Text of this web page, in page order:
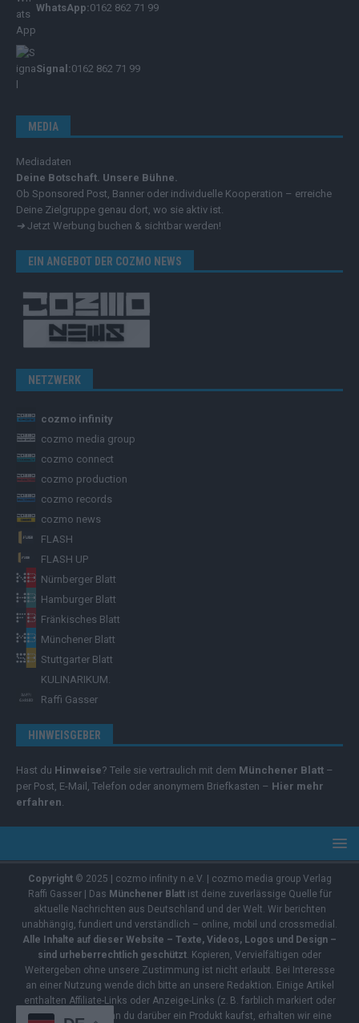
WhatsApp:0162 862 71 99
Signal:0162 862 71 99
MEDIA
Mediadaten
Deine Botschaft. Unsere Bühne.
Ob Sponsored Post, Banner oder individuelle Kooperation – erreiche
Deine Zielgruppe genau dort, wo sie aktiv ist.
➔ Jetzt Werbung buchen & sichtbar werden!
EIN ANGEBOT DER COZMO NEWS
NETZWERK
cozmo infinity
cozmo media group
cozmo connect
cozmo production
cozmo records
cozmo news
FLASH
FLASH UP
Nürnberger Blatt
Hamburger Blatt
Fränkisches Blatt
Münchener Blatt
Stuttgarter Blatt
KULINARIKUM.
Raffi Gasser
HINWEISGEBER
Hast du Hinweise? Teile sie vertraulich mit dem Münchener Blatt –
per Post, E-Mail, Telefon oder anonymem Briefkasten – Hier mehr
erfahren.
Copyright© 2025 | cozmo infinity n.e.V. | cozmo media group Verlag
Raffi Gasser | Das Münchener Blattist deine zuverlässige Quelle für
aktuelle Nachrichten aus Deutschland und der Welt. Wir berichten
unabhängig, fundiert und verständlich – online, mobil und crossmedial.
Alle Inhalte auf dieser Website – Texte, Videos, Logos und Design –
sind urheberrechtlich geschützt. Kopieren, Vervielfältigen oder
Weitergeben ohne unsere Zustimmung ist nicht erlaubt. Bei Interesse
an einer Nutzung wende dich bitte an unsere Redaktion. Einige Artikel
enthalten Affiliate-Links oder Anzeige-Links (z. B. farblich markiert oder
unterstrichen). Wenn du darüber ein Produkt kaufst, erhalten wir eine